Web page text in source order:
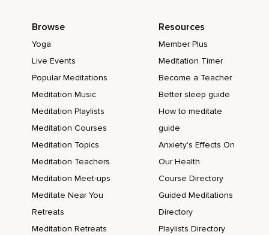
Browse
Yoga
Live Events
Popular Meditations
Meditation Music
Meditation Playlists
Meditation Courses
Meditation Topics
Meditation Teachers
Meditation Meet-ups
Meditate Near You
Retreats
Meditation Retreats
Resources
Member Plus
Meditation Timer
Become a Teacher
Better sleep guide
How to meditate
guide
Anxiety's Effects On
Our Health
Course Directory
Guided Meditations
Directory
Playlists Directory